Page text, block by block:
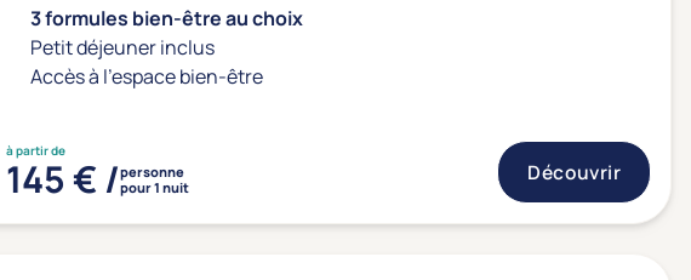
3 formules bien-être au choix
Petit déjeuner inclus
Accès à l'espace bien-être
à partir de
145 € /personne
pour 1 nuit
Découvrir